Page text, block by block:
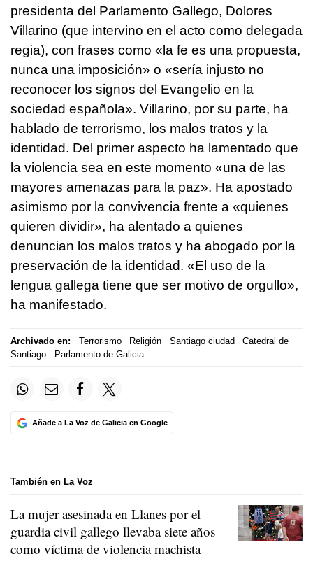
presidenta del Parlamento Gallego, Dolores
Villarino (que intervino en el acto como delegada
regia), con frases como «la fe es una propuesta,
nunca una imposición» o «sería injusto no
reconocer los signos del Evangelio en la
sociedad española». Villarino, por su parte, ha
hablado de terrorismo, los malos tratos y la
identidad. Del primer aspecto ha lamentado que
la violencia sea en este momento «una de las
mayores amenazas para la paz». Ha apostado
asimismo por la convivencia frente a «quienes
quieren dividir», ha alentado a quienes
denuncian los malos tratos y ha abogado por la
preservación de la identidad. «El uso de la
lengua gallega tiene que ser motivo de orgullo»,
ha manifestado.
Archivado en: Terrorismo Religión Santiago ciudad
Catedral de
Santiago
Parlamento de Galicia
Añade a La Voz de Galicia en Google
También en La Voz
La mujer asesinada en Llanes por el
guardia civil gallego llevaba siete años
como víctima de violencia machista